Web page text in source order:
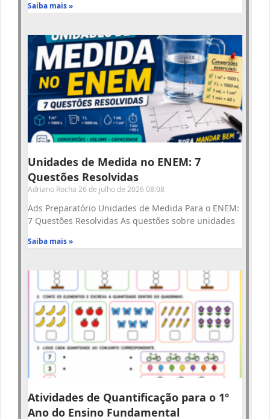
Saiba mais »
Unidades de Medida no ENEM: 7
Questões Resolvidas
Adriano Rocha 26 de julho de 2026 08:08
Ads Preparatório Unidades de Medida Para o ENEM:
7 Questões Resolvidas As questões sobre unidades
Saiba mais »
Atividades de Quantificação para o 1º
Ano do Ensino Fundamental